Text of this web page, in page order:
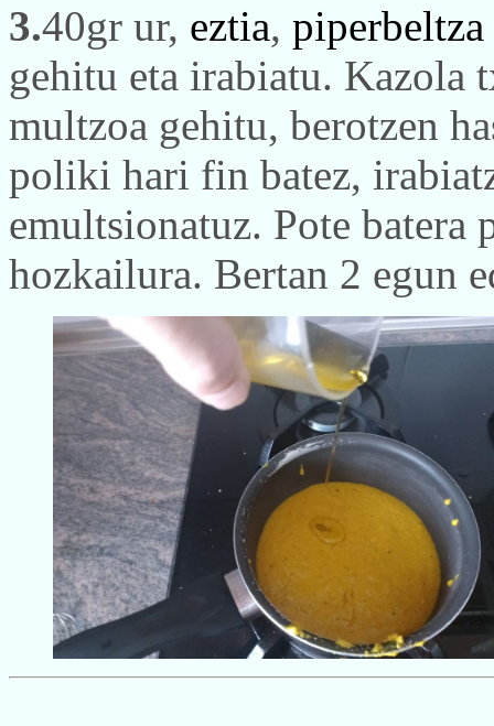
3.40gr ur, eztia, piperbeltza
gehitu eta irabiatu. Kazola
multzoa gehitu, berotzen
poliki hari fin batez,
emultsionatuz. Pote batera
hozkailura. Bertan 2 egun